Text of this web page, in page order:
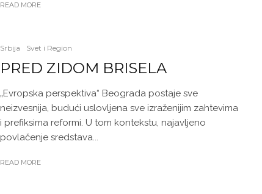
READ MORE
Srbija Svet i Region
PRED ZIDOM BRISELA
„Evropska perspektiva“ Beograda postaje sve
neizvesnija, budući uslovljena sve izraženijim zahtevima
i prefiksima reformi. U tom kontekstu, najavljeno
povlačenje sredstava...
READ MORE